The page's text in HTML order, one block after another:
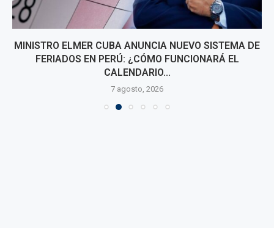
MINISTRO ELMER CUBA ANUNCIA NUEVO SISTEMA DE
FERIADOS EN PERÚ: ¿CÓMO FUNCIONARÁ EL
CALENDARIO...
7 agosto, 2026